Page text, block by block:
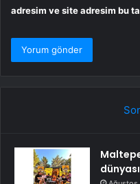
adresim ve site adresim bu